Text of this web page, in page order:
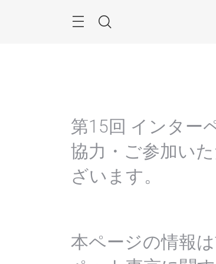
Search
第15回 インター
協力・ご参加い
ざいます。
本ページの情報